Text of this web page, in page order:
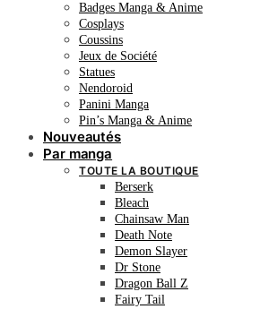
Badges Manga & Anime
Cosplays
Coussins
Jeux de Société
Statues
Nendoroid
Panini Manga
Pin’s Manga & Anime
Nouveautés
Par manga
TOUTE LA BOUTIQUE
Berserk
Bleach
Chainsaw Man
Death Note
Demon Slayer
Dr Stone
Dragon Ball Z
Fairy Tail